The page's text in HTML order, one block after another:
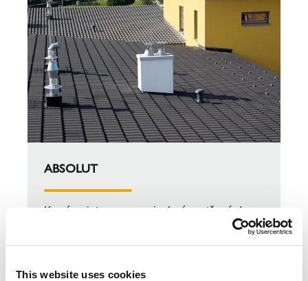
This website uses cookies
ABSOLUT
Komín s integrovanou izolací pro těsné domy
s rekuperací, pro vysoké úspory energie.